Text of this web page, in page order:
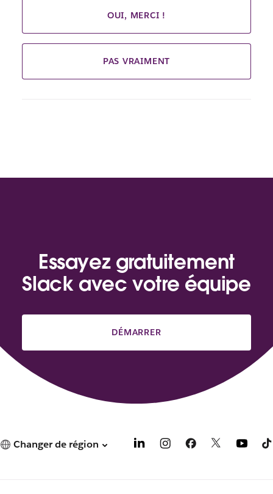
OUI, MERCI !
PAS VRAIMENT
Essayez gratuitement
Slack avec votre équipe
DÉMARRER
Changer de région